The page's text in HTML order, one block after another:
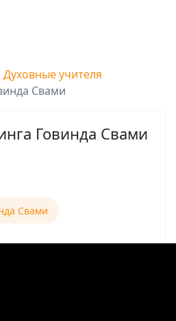
Духовные учителя
Свами
Говинда Свами
Свами